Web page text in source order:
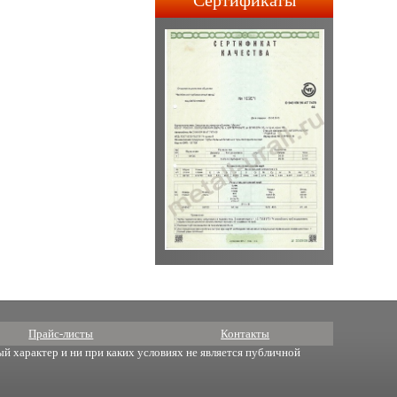
строительства АПЛ 4-го и
5-го поколений.
Прайс-листы Контакты
характер и ни при каких условиях не является публичной